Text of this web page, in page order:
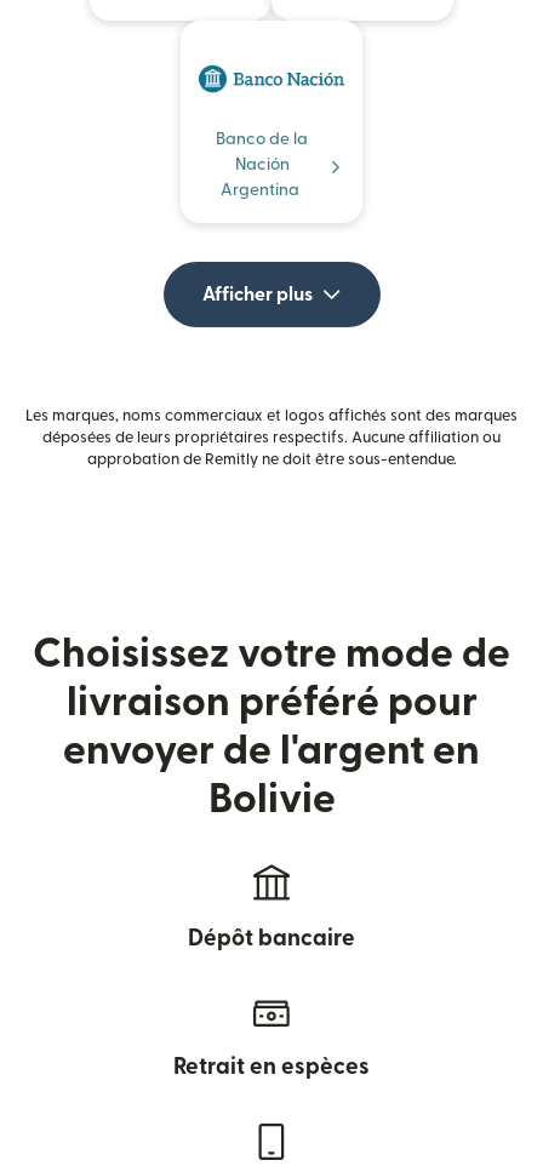
Banco de la
Nación
Argentina
Afficher plus
Les marques, noms commerciaux et logos affichés sont des marques
déposées de leurs propriétaires respectifs. Aucune affiliation ou
approbation de Remitly ne doit être sous-entendue.
Choisissez votre mode de
livraison préféré pour
envoyer de l'argent en
Bolivie
Dépôt bancaire
Retrait en espèces